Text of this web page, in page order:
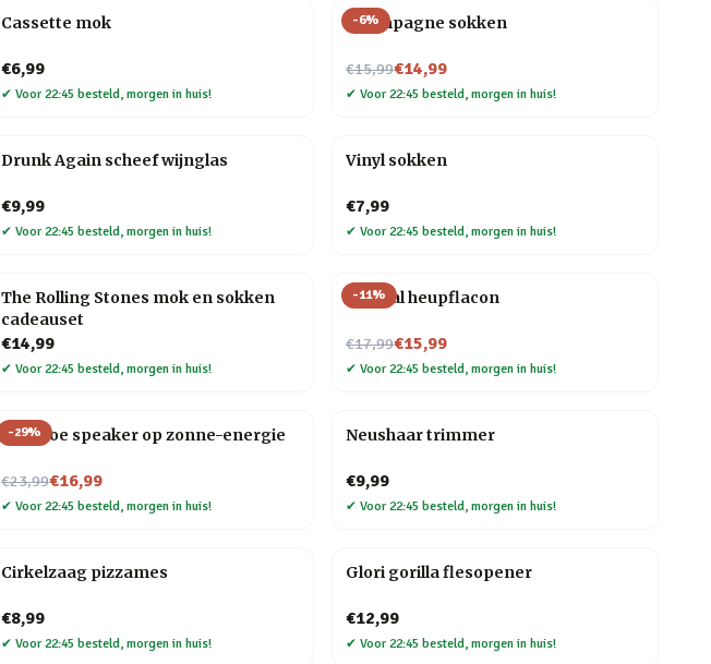
Cassette mok
€6,99
✔ Voor 22:45 besteld, morgen in huis!
-6%
Champagne sokken
€15,99
Nu voor€14,99
✔ Voor 22:45 besteld, morgen in huis!
Drunk Again scheef wijnglas
€9,99
✔ Voor 22:45 besteld, morgen in huis!
Vinyl sokken
€7,99
✔ Voor 22:45 besteld, morgen in huis!
The Rolling Stones mok en sokken
cadeauset
€14,99
✔ Voor 22:45 besteld, morgen in huis!
-11%
Golfbal heupflacon
€17,99
Nu voor€15,99
✔ Voor 22:45 besteld, morgen in huis!
-29%
Bamboe speaker op zonne-energie
€23,99
Nu voor€16,99
✔ Voor 22:45 besteld, morgen in huis!
Neushaar trimmer
€9,99
✔ Voor 22:45 besteld, morgen in huis!
Cirkelzaag pizzames
€8,99
✔ Voor 22:45 besteld, morgen in huis!
Glori gorilla flesopener
€12,99
✔ Voor 22:45 besteld, morgen in huis!